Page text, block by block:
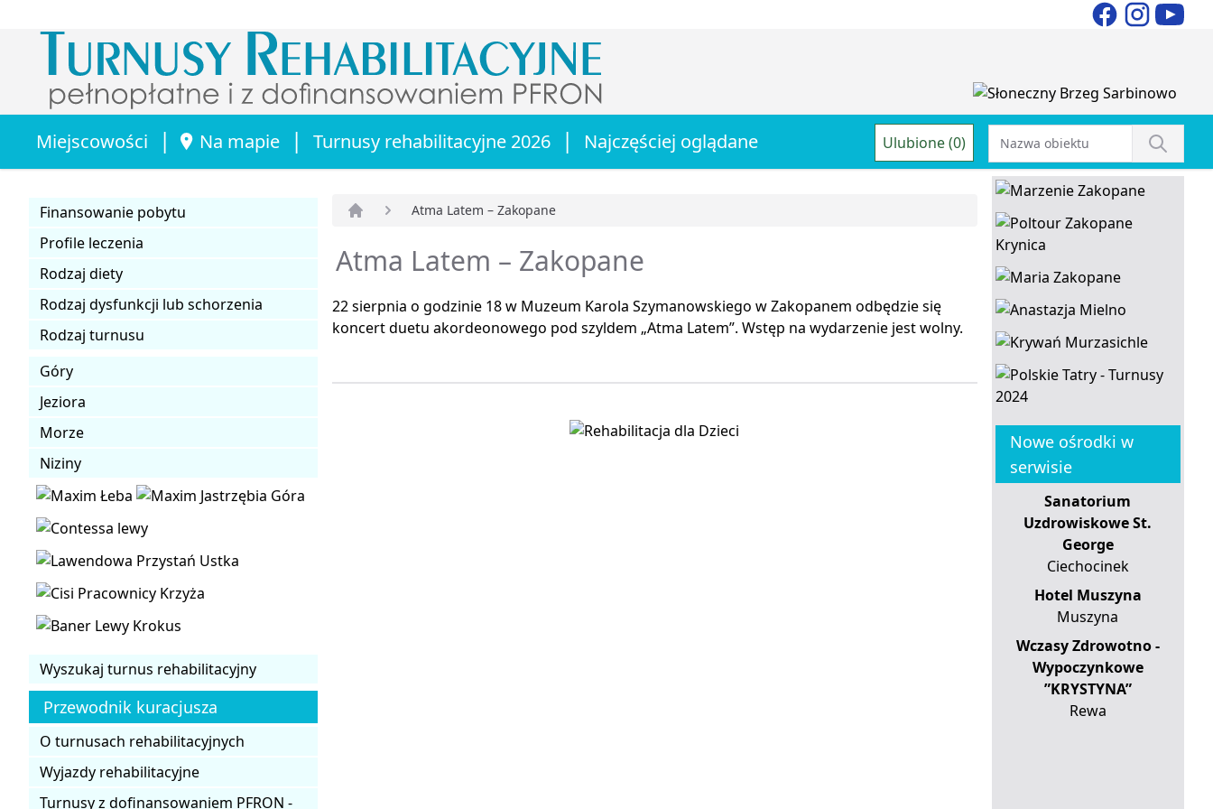
Miejscowości | Na mapie | Turnusy rehabilitacyjne 2026 | Najczęściej oglądane Ulubione (0)
Finansowanie pobytu
Profile leczenia
Rodzaj diety
Rodzaj dysfunkcji lub schorzenia
Rodzaj turnusu
Góry
Jeziora
Morze
Niziny
Wyszukaj turnus rehabilitacyjny
Przewodnik kuracjusza
O turnusach rehabilitacyjnych
Wyjazdy rehabilitacyjne
Turnusy z dofinansowaniem PFRON -
Atma Latem – Zakopane
Atma Latem – Zakopane
22 sierpnia o godzinie 18 w Muzeum Karola Szymanowskiego w Zakopanem odbędzie się
koncert duetu akordeonowego pod szyldem „Atma Latem”. Wstęp na wydarzenie jest wolny.
Nowe ośrodki w
serwisie
Sanatorium
Uzdrowiskowe St.
George
Ciechocinek
Hotel Muszyna
Muszyna
Wczasy Zdrowotno -
Wypoczynkowe
”KRYSTYNA”
Rewa